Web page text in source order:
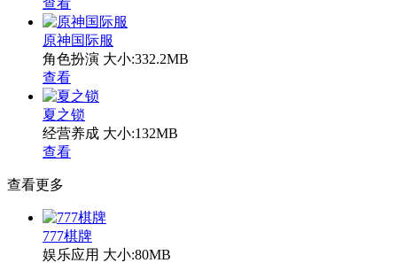
原神国际服
角色扮演 大小:332.2MB
查看
夏之锁
经营养成 大小:132MB
查看
查看更多
777棋牌
娱乐应用 大小:80MB